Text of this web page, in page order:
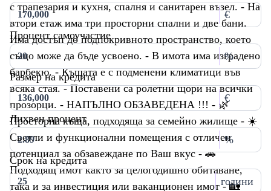
с трапезария и кухня, спалня и санитарен възел. - На
втори етаж има три просторни спални и две бани.
Има достъп до подпокривното пространство, което
също може да бъде усвоено. - В имота има изградено
барбекю. - Къщата е с подменени климатици във
всяка стая. - Поставени са ролетни щори на всички
прозорци. - НАПЪЛНО ОБЗАВЕДЕНА !!! - 🌿
Просторна къща, подходяща за семейно жилище - ☀️
Светли и функционални помещения с отличен
потенциал за обзавеждане по Ваш вкус - 🚗
Подходящ имот както за целогодишно обитаване,
така и за инвестиция или ваканционен имот - 🏡
€
Процент самоучастие
%
Размер на кредита
€
Лихвен процент
%
Срок на кредита
години